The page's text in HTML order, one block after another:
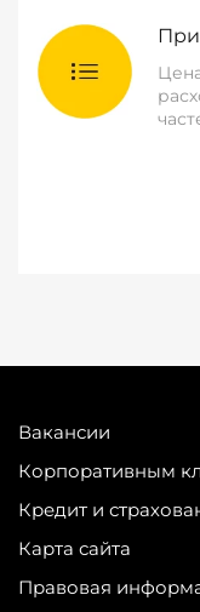
Вакансии
Корпоративным
Кредит и
Карта сайта
Правовая